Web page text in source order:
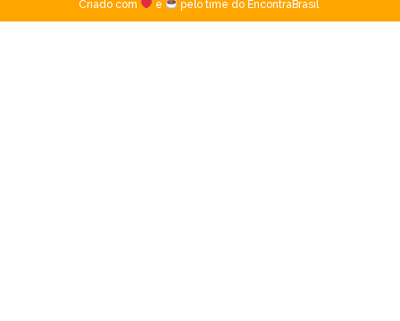
Criado com
e pelo time do EncontraBrasil